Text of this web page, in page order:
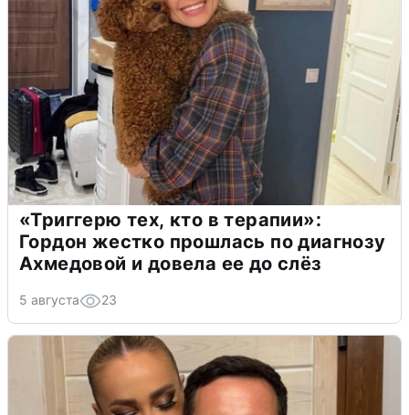
«Триггерю тех, кто в терапии»:
Гордон жестко прошлась по диагнозу
Ахмедовой и довела ее до слёз
5 августа 23